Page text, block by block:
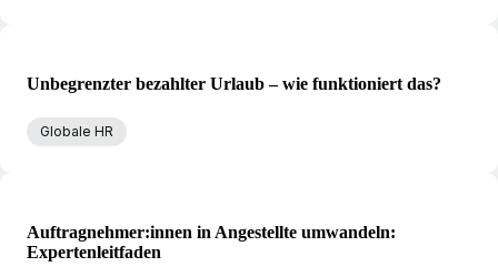
Unbegrenzter bezahlter Urlaub – wie funktioniert das?
Globale HR
Auftragnehmer:innen in Angestellte umwandeln:
Expertenleitfaden